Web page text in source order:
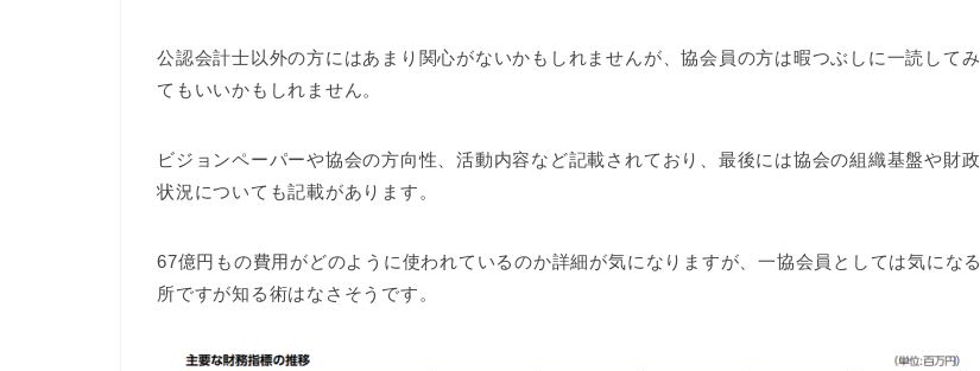
公認会計士以外の方にはあまり関心がないかもしれませんが、協会員の方は暇つぶしに一読してみ
てもいいかもしれません。
ビジョンペーパーや協会の方向性、活動内容など記載されており、最後には協会の組織基盤や財政
状況についても記載があります。
67億円もの費用がどのように使われているのか詳細が気になりますが、一協会員としては気になる
所ですが知る術はなさそうです。